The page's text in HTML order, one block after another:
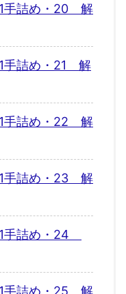
手詰め・20 解
手詰め・21 解
手詰め・22 解
手詰め・23 解
手詰め・24
手詰め・25 解